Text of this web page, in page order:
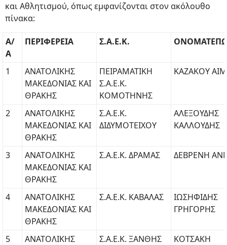
και Αθλητισμού, όπως εμφανίζονται στον ακόλουθο
πίνακα:
Α/
Α
ΠΕΡΙΦΕΡΕΙΑ Σ.Α.Ε.Κ.
1
ΑΝΑΤΟΛΙΚΗΣ
ΜΑΚΕΔΟΝΙΑΣ ΚΑΙ
ΘΡΑΚΗΣ
ΠΕΙΡΑΜΑΤΙΚΗ
Σ.Α.Ε.Κ.
ΚΟΜΟΤΗΝΗΣ
ΚΑΖΑΚΟΥ
2
ΑΝΑΤΟΛΙΚΗΣ
ΜΑΚΕΔΟΝΙΑΣ ΚΑΙ
ΘΡΑΚΗΣ
Σ.Α.Ε.Κ.
ΔΙΔΥΜΟΤΕΙΧΟΥ
ΑΛΕΞΟΥΔΗΣ
ΚΑΛΛΟΥΔΗΣ
3
ΑΝΑΤΟΛΙΚΗΣ
ΜΑΚΕΔΟΝΙΑΣ ΚΑΙ
ΘΡΑΚΗΣ
Σ.Α.Ε.Κ. ΔΡΑΜΑΣ ΔΕΒΡΕΝΗ
4
ΑΝΑΤΟΛΙΚΗΣ
ΜΑΚΕΔΟΝΙΑΣ ΚΑΙ
ΘΡΑΚΗΣ
Σ.Α.Ε.Κ. ΚΑΒΑΛΑΣ
ΙΩΣΗΦΙΔΗΣ
ΓΡΗΓΟΡΗΣ
5
ΑΝΑΤΟΛΙΚΗΣ
Σ.Α.Ε.Κ. ΞΑΝΘΗΣ
ΚΟΤΣΑΚΗ